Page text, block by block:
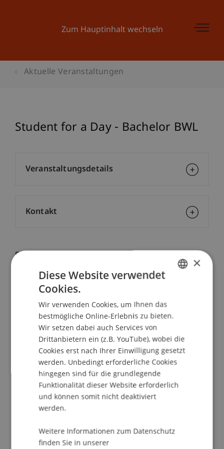
Zum Hauptinhalt wechseln
Aktuelle Veranstaltungen
Student for a Day - Bachelor BWL
School/Professur:
Kommunikation und Marketing
Praxischeck - ein Schnuppertag an der Uni!
Dozierende und Studierende nehmen dich mit mit
an spannende Orte auf dem Campus und bietet
dir ganz persönliche Einblicke in die Universität
Liechtenstein.
In einem Fallstudie lernst du die praktische Seite
des Bachelorstudiengangs
Betriebswirtschaftslehre kennen.
Mach dir selbst ein Bild: beim Schnuppertag am
Campus persönlich vor Ort.
PROGRAMM
Veranstaltungsdetails
Kontakt
×
Diese Website verwendet
Cookies.
Wir verwenden Cookies, um Ihnen das
bestmögliche Online-Erlebnis zu bieten.
Wir setzen dabei auch Services von
Drittanbietern ein (z.B. YouTube), wobei die
Cookies erst nach Ihrer Einwilligung gesetzt
werden. Unbedingt erforderliche Cookies
hingegen sind für die grundlegende
Funktionalität dieser Website erforderlich
und können somit nicht deaktiviert
werden.
Weitere Informationen zum Datenschutz
finden Sie in unserer